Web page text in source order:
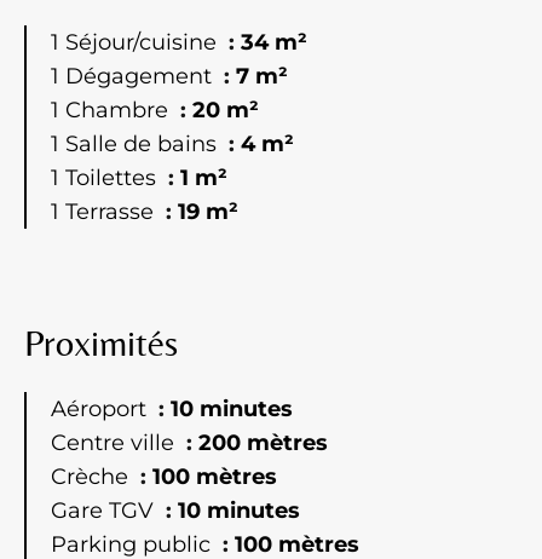
1 Séjour/cuisine
34 m²
1 Dégagement
7 m²
1 Chambre
20 m²
1 Salle de bains
4 m²
1 Toilettes
1 m²
1 Terrasse
19 m²
Proximités
Aéroport
10 minutes
Centre ville
200 mètres
Crèche
100 mètres
Gare TGV
10 minutes
Parking public
100 mètres